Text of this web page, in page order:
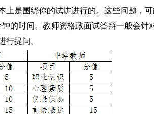
上是围绕你的试讲进行的。这些问题，
的时间。教师资格政面试答辩一般会针
行提问。